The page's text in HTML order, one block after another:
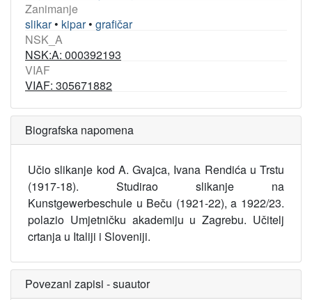
Zanimanje
slikar• kipar• grafičar
NSK_A
NSK:A: 000392193
VIAF
VIAF: 305671882
Biografska napomena
Učio slikanje kod A. Gvajca, Ivana Rendića u Trstu
(1917-18). Studirao slikanje na
Kunstgewerbeschule u Beču (1921-22), a 1922/23.
polazio Umjetničku akademiju u Zagrebu. Učitelj
crtanja u Italiji i Sloveniji.
Povezani zapisi - suautor